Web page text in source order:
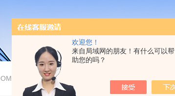
欢迎您！
来自局域网的朋友！有什么可以帮
助您的吗？
OOM253溶解氧仪